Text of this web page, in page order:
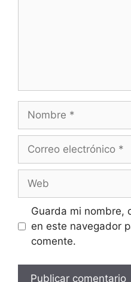
Guarda mi nombre,
en este navegador
comente.